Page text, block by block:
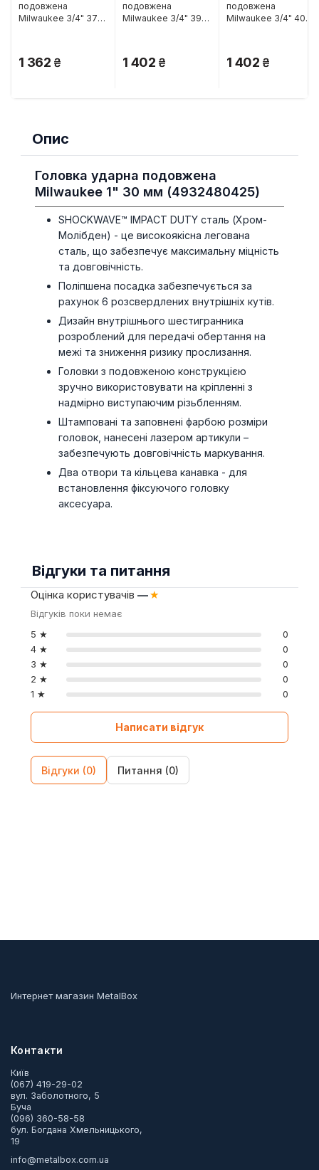
подовжена
Milwaukee 3/4" 37
1 362
подовжена
Milwaukee 3/4" 39
1 402
подовжена
Milwaukee 3/4" 40
1 402
Опис
Головка ударна подовжена
Milwaukee 1" 30 мм (4932480425)
SHOCKWAVE™ IMPACT DUTY сталь (Хром-
Молібден) - це високоякісна легована
сталь, що забезпечує максимальну міцність
та довговічність.
Поліпшена посадка забезпечується за
рахунок 6 розсвердлених внутрішніх кутів.
Дизайн внутрішнього шестигранника
розроблений для передачі обертання на
межі та зниження ризику прослизання.
Головки з подовженою конструкцією
зручно використовувати на кріпленні з
надмірно виступаючим різьбленням.
Штамповані та заповнені фарбою розміри
головок, нанесені лазером артикули –
забезпечують довговічність маркування.
Два отвори та кільцева канавка - для
встановлення фіксуючого головку
аксесуара.
Відгуки та питання
Оцінка користувачів —★
Відгуків поки немає
5 ★
0
4 ★
0
3 ★
0
2 ★
0
1 ★
0
Написати відгук
Відгуки (0) Питання (0)
Интернет магазин MetalBox
Контакти
Київ
(067) 419-29-02
вул. Заболотного, 5
Буча
(096) 360-58-58
бул. Богдана Хмельницького,
19
info@metalbox.com.ua